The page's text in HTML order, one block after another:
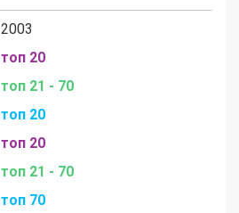
2003
топ 20
топ 21 - 70
топ 20
топ 20
топ 21 - 70
топ 70